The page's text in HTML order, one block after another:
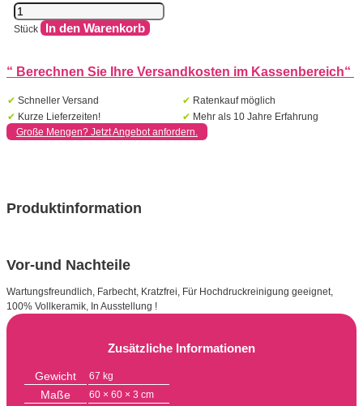
Kera
60x60x3
Menge
Stück In den Warenkorb
“ Berechnen Sie Ihre Versandkosten im Kassenbereich“
✔ Schneller Versand ✔ Ratenkauf möglich
✔ Kurze Lieferzeiten! ✔ Mehr als 10 Jahre Erfahrung
Große Mengen? Jetzt Angebot anfordern.
Produktinformation
Vor-und Nachteile
Wartungsfreundlich, Farbecht, Kratzfrei, Für Hochdruckreinigung geeignet,
100% Vollkeramik, In Ausstellung !
Zusätzliche Informationen
Gewicht 67 kg
Maße 60 × 60 × 3 cm